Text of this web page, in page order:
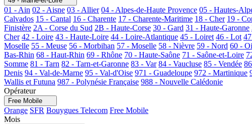
01 - Ain 02 - Aisne 03 - Allier 04 - Alpes-de-Haute Provence 05 - Hautes-
Calvados 15 - Cantal 16 - Charente 17 - Charente-Maritime 18 - Cher 19 -
Finistère 2A - Corse du Sud 2B - Haute-Corse 30 - Gard 31 - Haute-Garonne
Cher 42 - Loire 43 - Haute-Loire 44 - Loire-Atlantique 45 - Loiret 46 - Lot
Moselle 55 - Meuse 56 - Morbihan 57 - Moselle 58 - Nièvre 59 - Nord 60 -
Bas-Rhin 68 - Haut-Rhin 69 - Rhône 70 - Haute-Saône 71 - Saône-et-Loire
Somme 81 - Tarn 82 - Tarn-et-Garonne 83 - Var 84 - Vaucluse 85 - Vendée
Denis 94 - Val-de-Marne 95 - Val-d'Oise 971 - Guadeloupe 972 - Martinique
Wallis et Futuna 987 - Polynésie Française 988 - Nouvelle Calédonie
Opérateur
Free Mobile
Orange SFR Bouygues Telecom Free Mobile
Mois